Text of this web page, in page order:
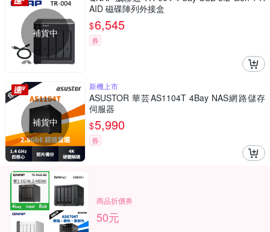
補貨中
AID 磁碟陣列外接盒
$6,545
券
補貨中
新機上市
ASUSTOR 華芸AS1104T 4Bay NAS網路儲存
伺服器
$5,990
券
商品折價券
50元